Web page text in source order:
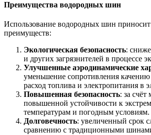
Преимущества водородных шин
Использование водородных шин
преимуществ:
Экологическая безопасность:
и других загрязнителей в процессе
Улучшенные аэродинамические
уменьшение сопротивления качению
расход топлива и электропитания в
Повышенная безопасность: за счёт
повышенной устойчивости к
температурам и погодным условиям.
Долговечность: увеличенный срок
сравнению с традиционными